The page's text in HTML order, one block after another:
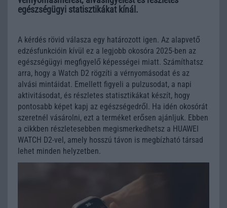
egészségügyi statisztikákat kínál.
A kérdés rövid válasza egy határozott igen. Az alapvető
edzésfunkcióin kívül ez a legjobb okosóra 2025-ben az
egészségügyi megfigyelő képességei miatt. Számíthatsz
arra, hogy a Watch D2 rögzíti a vérnyomásodat és az
alvási mintáidat. Emellett figyeli a pulzusodat, a napi
aktivitásodat, és részletes statisztikákat készít, hogy
pontosabb képet kapj az egészségedről. Ha idén okosórát
szeretnél vásárolni, ezt a terméket erősen ajánljuk. Ebben
a cikkben részletesebben megismerkedhetsz a HUAWEI
WATCH D2-vel, amely hosszú távon is megbízható társad
lehet minden helyzetben.